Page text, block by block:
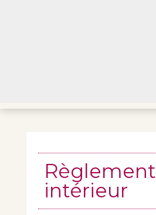
Règlement
intérieur